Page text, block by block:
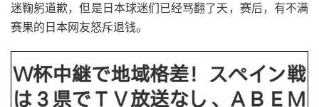
迷鞠躬道歉，但是日本球迷们已经骂翻了天，赛后，有不满
赛果的日本网友怒斥退钱。